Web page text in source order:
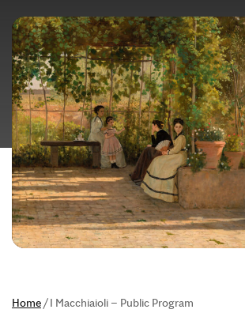
Home/I Macchiaioli – Public Program